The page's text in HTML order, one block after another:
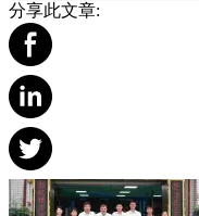
分享此文章: